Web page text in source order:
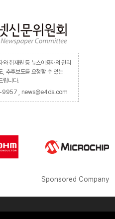
와 취재원 등 뉴스이용자의 권리
, 추후보도를 요청할 수 있는
립니다.
9957 , news@e4ds.com
Sponsored Company